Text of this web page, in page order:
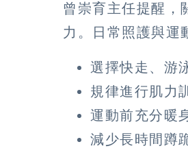
曾崇育主任提醒，
力。日常照護與運
選擇快走、游
規律進行肌力
運動前充分暖
減少長時間蹲